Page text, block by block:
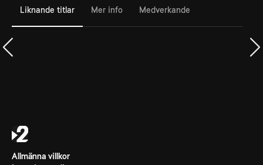
Liknande titlar Mer info Medverkande
Allmänna villkor